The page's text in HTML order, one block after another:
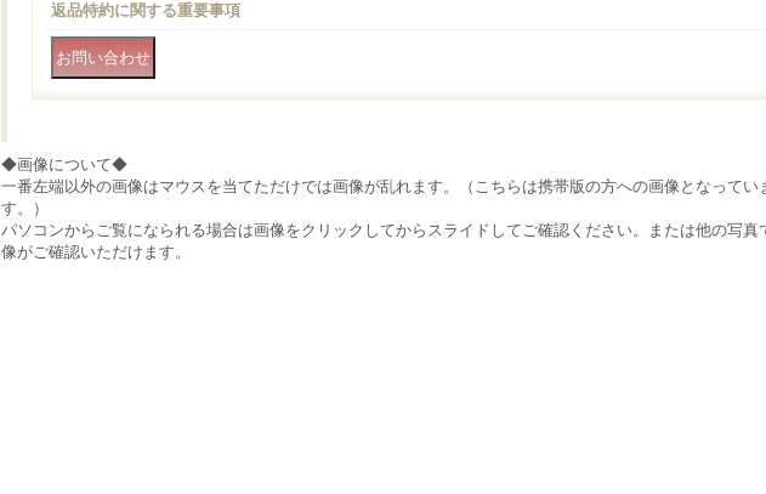
返品特約に関する重要事項
◆画像について◆
一番左端以外の画像はマウスを当てただけでは画像が乱れます。（こちらは携帯版の方への画像となってい
す。）
パソコンからご覧になられる場合は画像をクリックしてからスライドしてご確認ください。または他の写真
像がご確認いただけます。